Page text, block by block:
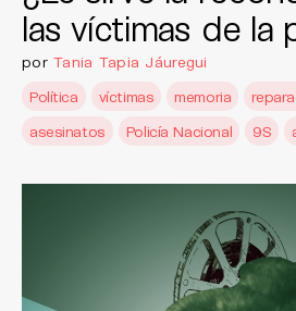
las víctimas de la
porTania Tapia Jáuregui
Política
víctimas memoria
asesinatos
Policía Nacional 9S